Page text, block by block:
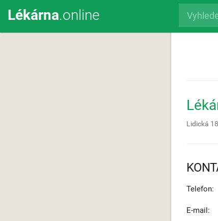
Lékárna.online
Lidická
Telefon:
E-mail: